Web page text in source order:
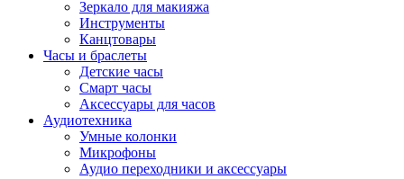
Зеркало для макияжа
Инструменты
Канцтовары
Часы и браслеты
Детские часы
Смарт часы
Аксессуары для часов
Аудиотехника
Умные колонки
Микрофоны
Аудио переходники и аксессуары